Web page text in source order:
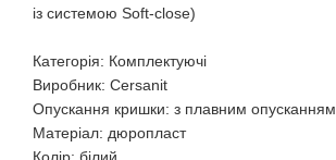
із системою Soft-close)
Категорія: Комплектуючі
Виробник: Cersanit
Опускання кришки: з плавним опусканням
Матеріал: дюропласт